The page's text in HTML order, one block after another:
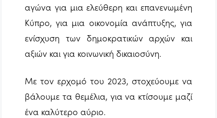
αγώνα για μια ελεύθερη και επανενωμένη
Κύπρο, για μια οικονομία ανάπτυξης, για
ενίσχυση των δημοκρατικών αρχών και
αξιών και για κοινωνική δικαιοσύνη.
Με τον ερχομό του 2023, στοχεύουμε να
βάλουμε τα θεμέλια, για να κτίσουμε μαζί
ένα καλύτερο αύριο.